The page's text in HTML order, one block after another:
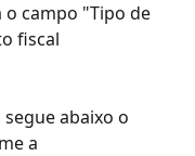
o campo "Tipo de
fiscal
segue abaixo o
a